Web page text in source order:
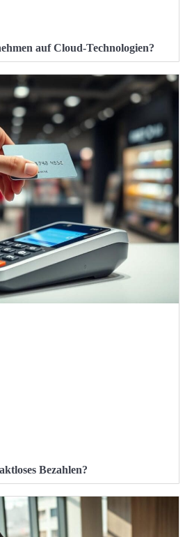
auf Cloud-Technologien?
Bezahlen?